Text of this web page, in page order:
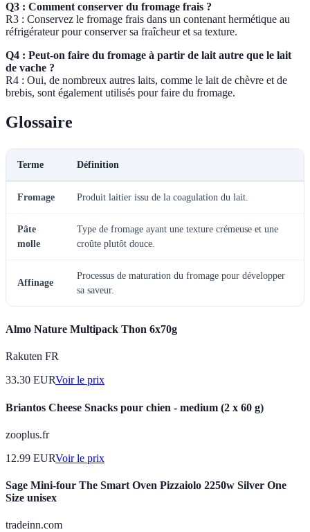
Q3 : Comment conserver du fromage frais ?
R3 : Conservez le fromage frais dans un contenant hermétique au
réfrigérateur pour conserver sa fraîcheur et sa texture.
Q4 : Peut-on faire du fromage à partir de lait autre que le lait
de vache ?
R4 : Oui, de nombreux autres laits, comme le lait de chèvre et de
brebis, sont également utilisés pour faire du fromage.
Glossaire
Terme Définition
Fromage Produit laitier issu de la coagulation du lait.
Pâte
molle
Type de fromage ayant une texture crémeuse et une
croûte plutôt douce.
Affinage
Processus de maturation du fromage pour développer
sa saveur.
Almo Nature Multipack Thon 6x70g
Rakuten FR
33.30 EURVoir le prix
Briantos Cheese Snacks pour chien - medium (2 x 60 g)
zooplus.fr
12.99 EURVoir le prix
Sage Mini-four The Smart Oven Pizzaiolo 2250w Silver One
Size unisex
tradeinn.com